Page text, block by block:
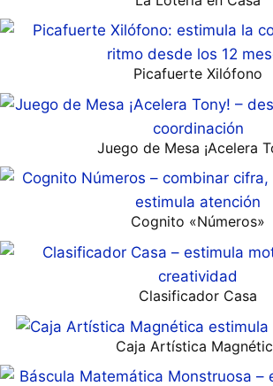
Picafuerte Xilófono
Juego de Mesa ¡Acelera
Cognito «Números»
Clasificador Casa
Caja Artística